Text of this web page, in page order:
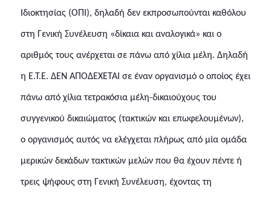
Ιδιοκτησίας (ΟΠΙ), δηλαδή δεν εκπροσωπούνται καθόλου
στη Γενική Συνέλευση «δίκαια και αναλογικά» και ο
αριθμός τους ανέρχεται σε πάνω από χίλια μέλη. Δηλαδή
η Ε.Τ.Ε. ΔΕΝ ΑΠΟΔΕΧΕΤΑΙ σε έναν οργανισμό ο οποίος έχει
πάνω από χίλια τετρακόσια μέλη-δικαιούχους του
συγγενικού δικαιώματος (τακτικών και επωφελουμένων),
ο οργανισμός αυτός να ελέγχεται πλήρως από μία ομάδα
μερικών δεκάδων τακτικών μελών που θα έχουν πέντε ή
τρεις ψήφους στη Γενική Συνέλευση, έχοντας τη